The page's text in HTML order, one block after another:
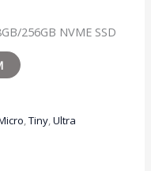
256GB NVME SSD
,Tiny,Ultra